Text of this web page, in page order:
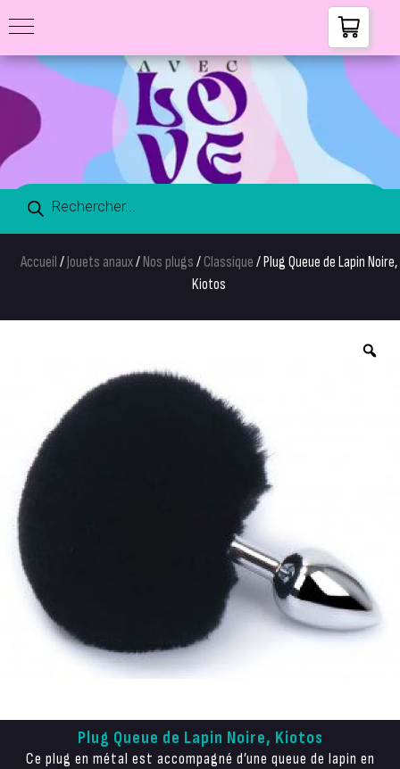
Accueil /Jouets anaux/ Nos plugs / Classique / Plug Queue de Lapin Noire,
Kiotos
Plug Queue de Lapin Noire, Kiotos
Ce plug en métal est accompagné d’une queue de lapin en